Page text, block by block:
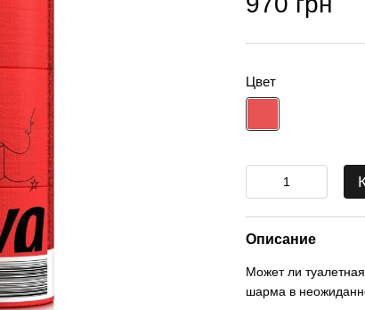
Цвет
Описание
Может ли
шарма в